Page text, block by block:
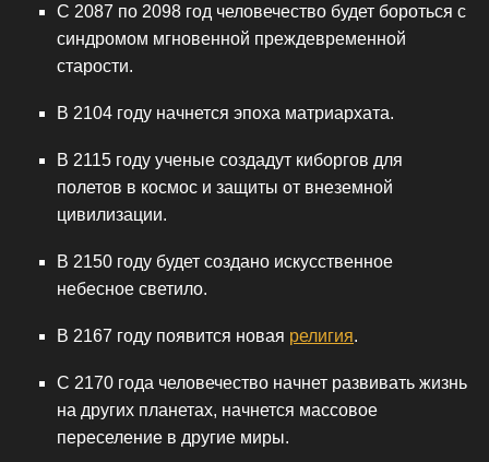
С 2087 по 2098 год человечество будет бороться с
синдромом мгновенной преждевременной
старости.
В 2104 году начнется эпоха матриархата.
В 2115 году ученые создадут киборгов для
полетов в космос и защиты от внеземной
цивилизации.
В 2150 году будет создано искусственное
небесное светило.
В 2167 году появится новая религия.
С 2170 года человечество начнет развивать жизнь
на других планетах, начнется массовое
переселение в другие миры.